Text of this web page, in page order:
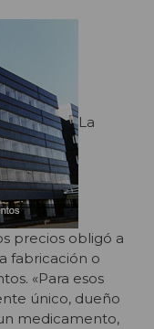
La
precios obligó a
fabricación o
«Para esos
único, dueño
medicamento,